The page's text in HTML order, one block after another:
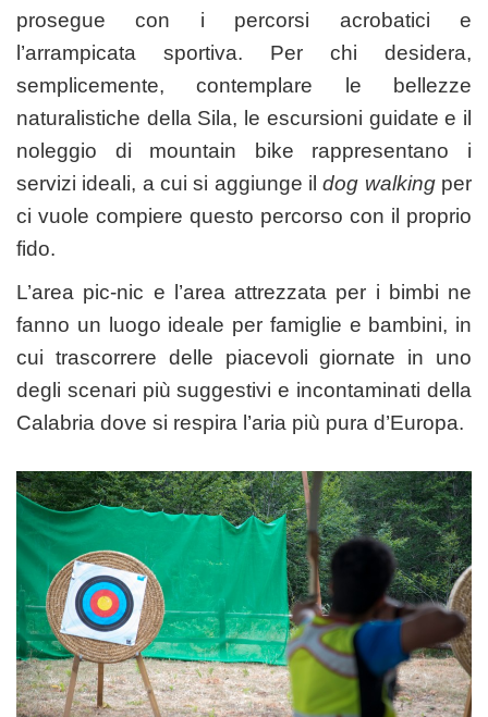
prosegue con i percorsi acrobatici e
l’arrampicata sportiva. Per chi desidera,
semplicemente, contemplare le bellezze
naturalistiche della Sila, le escursioni guidate e il
noleggio di mountain bike rappresentano i
servizi ideali, a cui si aggiunge ildog walking per
ci vuole compiere questo percorso con il proprio
fido.
L’area pic-nic e l’area attrezzata per i bimbi ne
fanno un luogo ideale per famiglie e bambini, in
cui trascorrere delle piacevoli giornate in uno
degli scenari più suggestivi e incontaminati della
Calabria dove si respira l’aria più pura d’Europa.